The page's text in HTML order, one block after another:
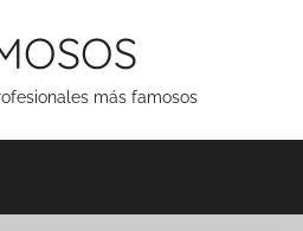
más famosos